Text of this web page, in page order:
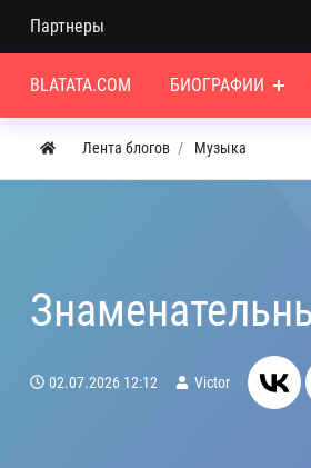
Партнеры
BLATATA.COM БИОГРАФИИ
Лента блогов Музыка
02.07.2026 12:12 Victor